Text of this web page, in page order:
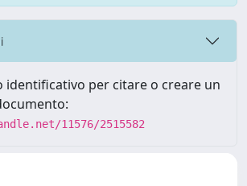
identificativo per citare o creare un
11576/2515582